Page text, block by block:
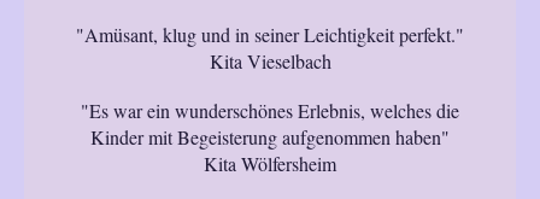
"Amüsant, klug und in seiner Leichtigkeit perfekt."
Kita Vieselbach
"Es war ein wunderschönes Erlebnis, welches die
Kinder mit Begeisterung aufgenommen haben"
Kita Wölfersheim